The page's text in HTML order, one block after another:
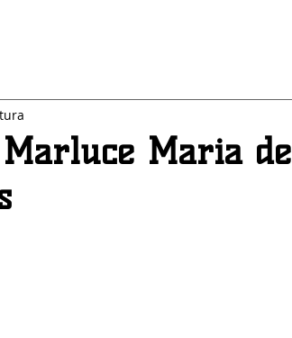
Maria de